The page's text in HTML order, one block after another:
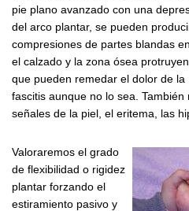
pie plano avanzado con una
del arco plantar, se pueden
compresiones de partes blandas
el calzado y la zona ósea
que pueden remedar el dolor de la
fascitis aunque no lo sea.
señales de la piel, el eritema, las
Valoraremos el grado
de flexibilidad o rigidez
plantar forzando el
estiramiento pasivo y